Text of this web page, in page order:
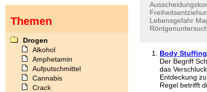
Lebensgefahr
Body Stuffing
Der Begriff
das
Entdeckung
Regel betrifft
Themen
Drogen
Alkohol
Amphetamin
Aufputschmittel
Cannabis
Crack